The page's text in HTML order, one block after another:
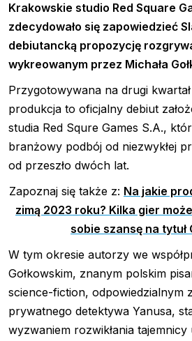
Krakowskie studio Red Square
zdecydowało się zapowiedzieć
debiutancką propozycję
wykreowanym przez Michała
Przygotowywana na drugi
produkcja to oficjalny debiut
studia Red Squre Games S.A.,
branżowy podbój od niezwykłej
od przeszło dwóch lat.
Zapoznaj się także z: Na jakie
zimą 2023 roku? Kilka gier
sobie szansę na tytuł
W tym okresie autorzy we
Gołkowskim, znanym polskim
science-fiction, odpowiedzialnym
prywatnego detektywa Yanusa,
wyzwaniem rozwikłania